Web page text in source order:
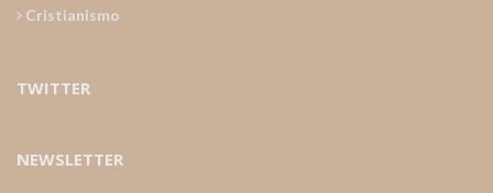
Cristianismo
TWITTER
NEWSLETTER